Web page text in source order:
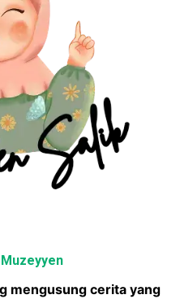
Muzeyyen
mengusung cerita yang